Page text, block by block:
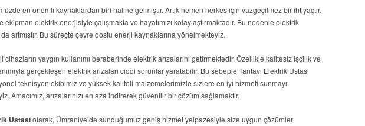
en önemli kaynaklardan biri haline gelmiştir. Artık hemen herkes için vazgeçilmez bir ihtiyaçtır.
ekipman elektrik enerjisiyle çalışmakta ve hayatımızı kolaylaştırmaktadır. Bu nedenle elektrik
da artmıştır. Bu süreçte çevre dostu enerji kaynaklarına yönelmekteyiz.
cihazların yaygın kullanımı beraberinde elektrik arızalarını getirmektedir. Özellikle kalitesiz işçilik ve
gerçekleşen elektrik arızaları ciddi sorunlar yaratabilir. Bu sebeple Tantavi Elektrik Ustası
teknisyen ekibimiz ve yüksek kaliteli malzemelerimizle sizlere en iyi hizmeti sunmayı
Amacımız, arızalarınızı en aza indirerek güvenilir bir çözüm sağlamaktır.
Ustasıolarak, Ümraniye’de sunduğumuz geniş hizmet yelpazesiyle size uygun çözümler